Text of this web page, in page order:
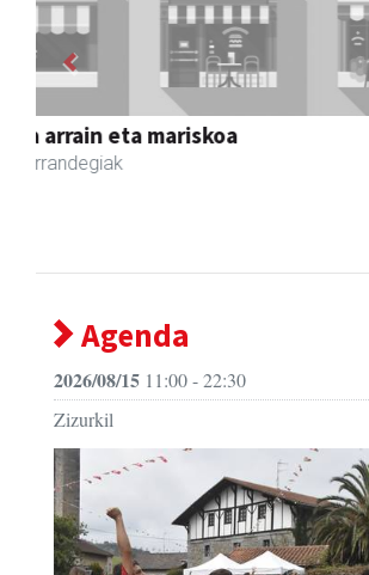
Joxean harategia
Zizurkil - Harategiak
Previous
Agenda
2026/08/15 11:00 - 22:30
Zizurkil